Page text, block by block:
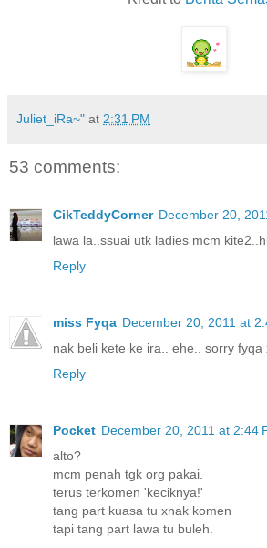
Juliet_iRa~" at 2:31 PM
53 comments:
CikTeddyCorner December 20,
lawa la..ssuai utk ladies mcm
Reply
miss Fyqa December 20, 2011 at
nak beli kete ke ira.. ehe.. sorry
Reply
Pocket December 20, 2011 at 2:44
alto?
mcm penah tgk org pakai.
terus terkomen 'keciknya!'
tang part kuasa tu xnak komen
tapi tang part lawa tu buleh.